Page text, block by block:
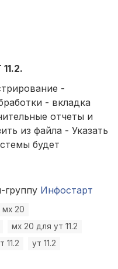
-
- вкладка
отчеты и
из файла - Указать
будет
группу Инфостарт
мх 20
мх 20 для ут 11.2
11.2
ут 11.2